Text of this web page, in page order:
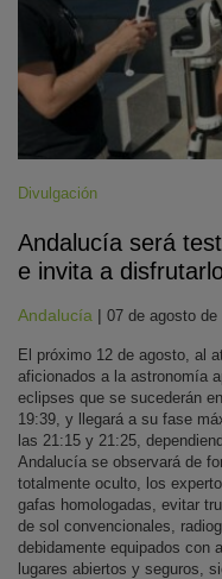
Divulgación
Andalucía será
e invita a
Andalucía | 07 de agosto de
El próximo 12 de agosto, al
aficionados a la astronomía
eclipses que se sucederán
19:39, y llegará a su fase
las 21:15 y 21:25,
Andalucía se observará de
totalmente oculto, los
gafas homologadas, evitar
de sol convencionales,
debidamente equipados con
lugares abiertos y seguros,